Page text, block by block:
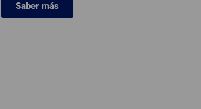
Saber más